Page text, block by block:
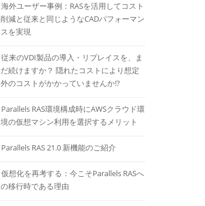
海外ユーザー事例：RASを活用してコスト
削減と従来と同じようなCADパフォーマン
スを実現
従来のVDI製品の導入・リプレイスを、ま
だ続けますか？ 隠れたコストにより想定
外のコストがかかっていませんか!?
Parallels RAS環境構成時にAWSクラウド環
境の仮想マシン利用を選択するメリット
Parallels RAS 21.0 新機能のご紹介
仮想化を再考する：今こそParallels RASへ
の移行時である理由